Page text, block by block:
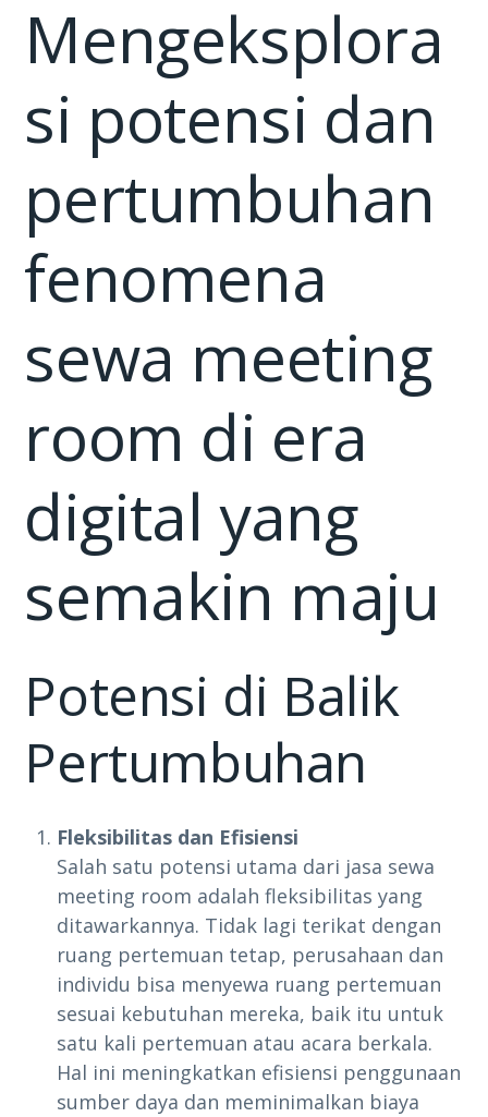
Mengeksplora
si potensi dan
pertumbuhan
fenomena
sewa meeting
room di era
digital yang
semakin maju
Potensi di Balik
Pertumbuhan
Fleksibilitas dan Efisiensi
Salah satu potensi utama dari jasa sewa
meeting room adalah fleksibilitas yang
ditawarkannya. Tidak lagi terikat dengan
ruang pertemuan tetap, perusahaan dan
individu bisa menyewa ruang pertemuan
sesuai kebutuhan mereka, baik itu untuk
satu kali pertemuan atau acara berkala.
Hal ini meningkatkan efisiensi penggunaan
sumber daya dan meminimalkan biaya